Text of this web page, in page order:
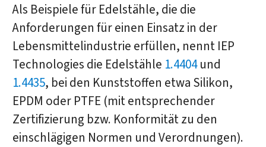
Als Beispiele für Edelstähle, die die
Anforderungen für einen Einsatz in der
Lebensmittelindustrie erfüllen, nennt IEP
Technologies die Edelstähle 1.4404und
1.4435, bei den Kunststoffen etwa Silikon,
EPDM oder PTFE (mit entsprechender
Zertifizierung bzw. Konformität zu den
einschlägigen Normen und Verordnungen).